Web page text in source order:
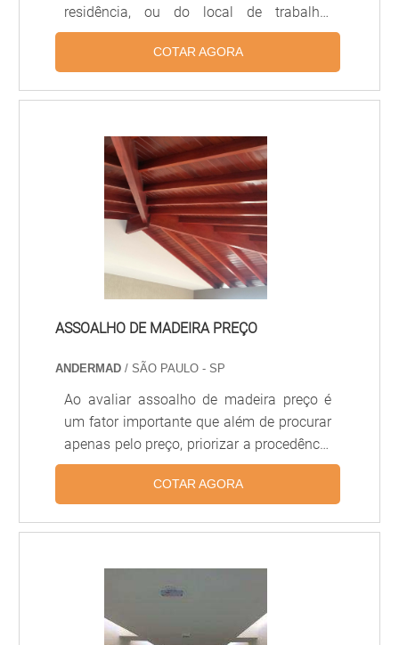
residência, ou do local de trabalho.
Existem uma série de materiais, porém, o
que mais se destaca, é a madeira, que nas
ter um maior fator chamativo deste
excelente opção para um maior
embelezamento destes produtos. A
madeira é um material nobre, trazendo
beleza e ao mesmo tempo, uma alta
durabilidade e isenta serviços de
manutenção.Porta branc.
COTAR AGORA
ASSOALHO DE MADEIRA PREÇO
ANDERMAD / SÃO PAULO - SP
Ao avaliar assoalho de madeira preço é
um fator importante que além de procurar
apenas pelo preço, priorizar a procedência
da matéria-prima e adequação ao projeto.
O assoalho se caracteriza pela sua
ser certificada por órgãos de regulação
decoradores pois proporciona um
acabamento mais sofisticado, mais
COTAR AGORA